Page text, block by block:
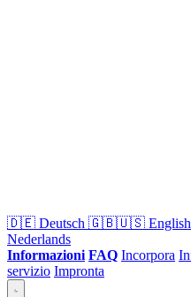
🇩🇪 Deutsch 🇬🇧🇺🇸 English
Nederlands
Informazioni FAQ Incorpora
servizio Impronta